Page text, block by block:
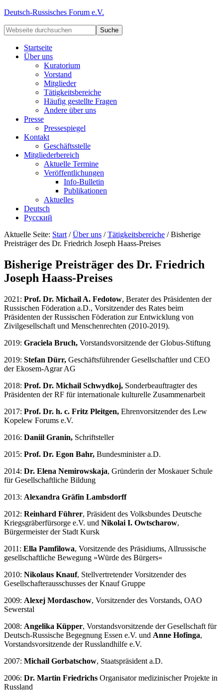
Deutsch-Russisches Forum e.V.
Startseite
Über uns
Kuratorium
Vorstand
Mitglieder
Tätigkeitsbereiche
Häufig gestellte Fragen
Andere über uns
Presse
Pressespiegel
Kontakt
Geschäftsstelle
Mitgliederbereich
Aktuelle Termine
Veröffentlichungen
Info-Bulletin
Publikationen
Aktuelles
Deutsch
Русский
Aktuelle Seite: Start / Über uns / Tätigkeitsbereiche /Bisherige
Preisträger des Dr. Friedrich Joseph Haass-Preises
Bisherige Preisträger des Dr. Friedrich
Joseph Haass-Preises
2021: Prof. Dr. Michail A. Fedotow, Berater des Präsidenten der
Russischen Föderation a.D., Vorsitzender des Rates beim
Präsidenten der Russischen Föderation zur Entwicklung von
Zivilgesellschaft und Menschenrechten (2010-2019).
2019: Graciela Bruch, Vorstandsvorsitzende der Globus-Stiftung
2019: Stefan Dürr, Geschäftsführender Gesellschaftler und CEO
der Ekosem-Agrar AG
2018: Prof. Dr. Michail Schwydkoj, Sonderbeauftragter des
Präsidenten der RF für internationale kulturelle Zusammenarbeit
2017: Prof. Dr. h. c. Fritz Pleitgen, Ehrenvorsitzender des Lew
Kopelew Forums e.V.
2016: Daniil Granin, Schriftsteller
2015: Prof. Dr. Egon Bahr, Bundesminister a.D.
2014: Dr. Elena Nemirowskaja, Gründerin der Moskauer Schule
für Gesellschaftliche Bildung
2013: Alexandra Gräfin Lambsdorff
2012: Reinhard Führer, Präsident des Volksbundes Deutsche
Kriegsgräberfürsorge e.V. und Nikolai I. Owtscharow,
Bürgermeister der Stadt Kursk
2011: Ella Pamfilowa, Vorsitzende des Präsidiums, Allrussische
gesellschaftliche Bewegung »Würde des Bürgers«
2010: Nikolaus Knauf, Stellvertretender Vorsitzender des
Gesellschafterausschusses der Knauf Gruppe
2009: Alexej Mordaschow, Vorsitzender des Vorstands, OAO
Sewerstal
2008: Angelika Küpper, Vorstandsvorsitzende der Gesellschaft für
Deutsch-Russische Begegnung Essen e.V. und Anne Hofinga,
Vorstandsvorsitzende der Russlandhilfe e.V.
2007: Michail Gorbatschow, Staatspräsident a.D.
2006: Dr. Martin Friedrichs Organisator medizinischer Projekte in
Russland